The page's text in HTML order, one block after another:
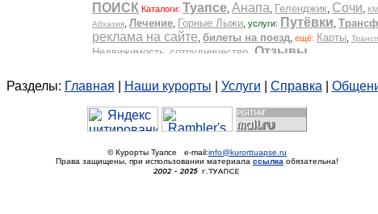
Разделы: Главная Наши курорты Услуги Справка
© Курорты Туапсе e-mail:info@kurorttuapse.ru
Права защищены, при использовании материала ссылка обязательна!